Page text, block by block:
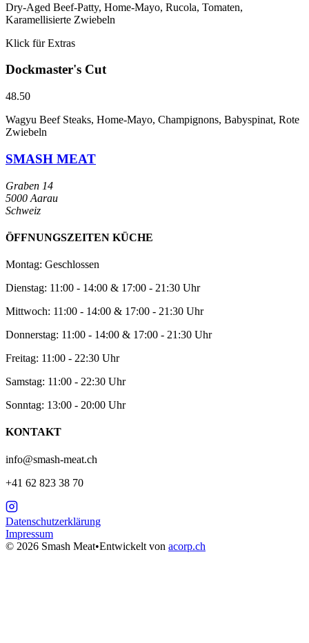
Dry-Aged Beef-Patty, Home-Mayo, Rucola, Tomaten,
Karamellisierte Zwiebeln
Klick für Extras
Dockmaster's Cut
48.50
Wagyu Beef Steaks, Home-Mayo, Champignons, Babyspinat, Rote
Zwiebeln
SMASH MEAT
Graben 14
5000 Aarau
Schweiz
ÖFFNUNGSZEITEN KÜCHE
Montag: Geschlossen
Dienstag: 11:00 - 14:00 & 17:00 - 21:30 Uhr
Mittwoch: 11:00 - 14:00 & 17:00 - 21:30 Uhr
Donnerstag: 11:00 - 14:00 & 17:00 - 21:30 Uhr
Freitag: 11:00 - 22:30 Uhr
Samstag: 11:00 - 22:30 Uhr
Sonntag: 13:00 - 20:00 Uhr
KONTAKT
info@smash-meat.ch
+41 62 823 38 70
Datenschutzerklärung
Impressum
© 2026 Smash Meat•Entwickelt von acorp.ch